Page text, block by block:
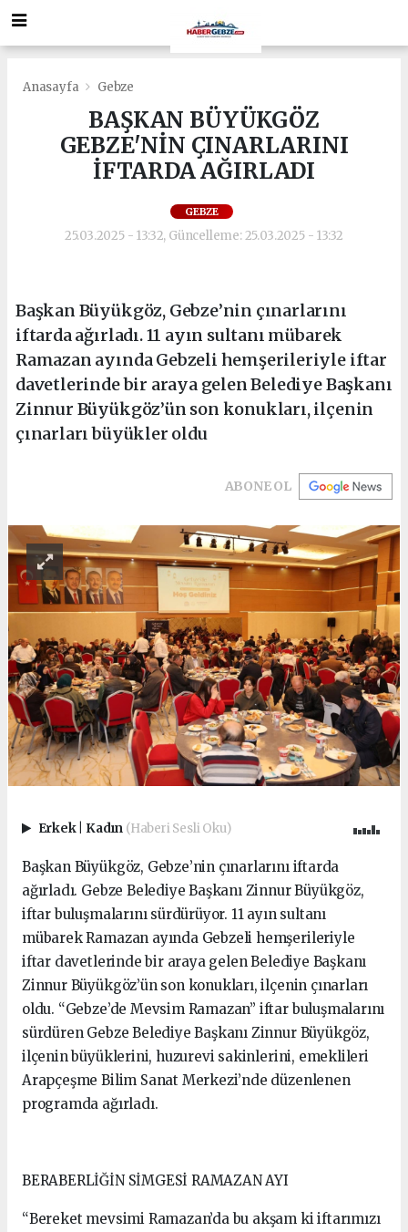
Anasayfa Gebze
BAŞKAN BÜYÜKGÖZ
GEBZE'NİN ÇINARLARINI
İFTARDA AĞIRLADI
GEBZE
25.03.2025 - 13:32, Güncelleme: 25.03.2025 - 13:32
Başkan Büyükgöz, Gebze’nin çınarlarını
iftarda ağırladı. 11 ayın sultanı mübarek
Ramazan ayında Gebzeli hemşerileriyle iftar
davetlerinde bir araya gelen Belediye Başkanı
Zinnur Büyükgöz’ün son konukları, ilçenin
çınarları büyükler oldu
ABONE OL
Erkek Kadın (Haberi Sesli Oku)
Başkan Büyükgöz, Gebze’nin çınarlarını iftarda
ağırladı. Gebze Belediye Başkanı Zinnur Büyükgöz,
iftar buluşmalarını sürdürüyor. 11 ayın sultanı
mübarek Ramazan ayında Gebzeli hemşerileriyle
iftar davetlerinde bir araya gelen Belediye Başkanı
Zinnur Büyükgöz’ün son konukları, ilçenin çınarları
oldu. “Gebze’de Mevsim Ramazan” iftar buluşmalarını
sürdüren Gebze Belediye Başkanı Zinnur Büyükgöz,
ilçenin büyüklerini, huzurevi sakinlerini, emeklileri
Arapçeşme Bilim Sanat Merkezi’nde düzenlenen
programda ağırladı.
BERABERLİĞİN SİMGESİ RAMAZAN AYI
“Bereket mevsimi Ramazan’da bu akşam ki iftarımızı